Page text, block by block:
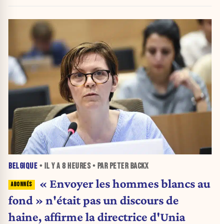
BELGIQUE • IL Y A 8 HEURES• PAR PETER BACKX
« Envoyer les hommes blancs au
fond » n'était pas un discours de
haine, affirme la directrice d'Unia